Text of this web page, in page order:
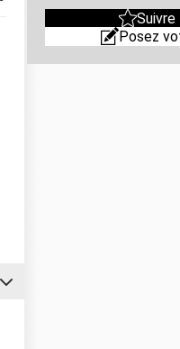
Suivre
Posez